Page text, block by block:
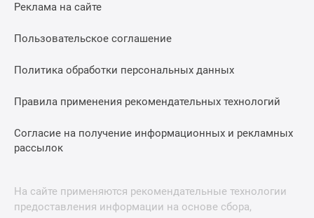
Реклама на сайте
Пользовательское соглашение
Политика обработки персональных данных
Правила применения рекомендательных технологий
Согласие на получение информационных и рекламных
рассылок
На сайте применяются рекомендательные технологии
предоставления информации на основе сбора,